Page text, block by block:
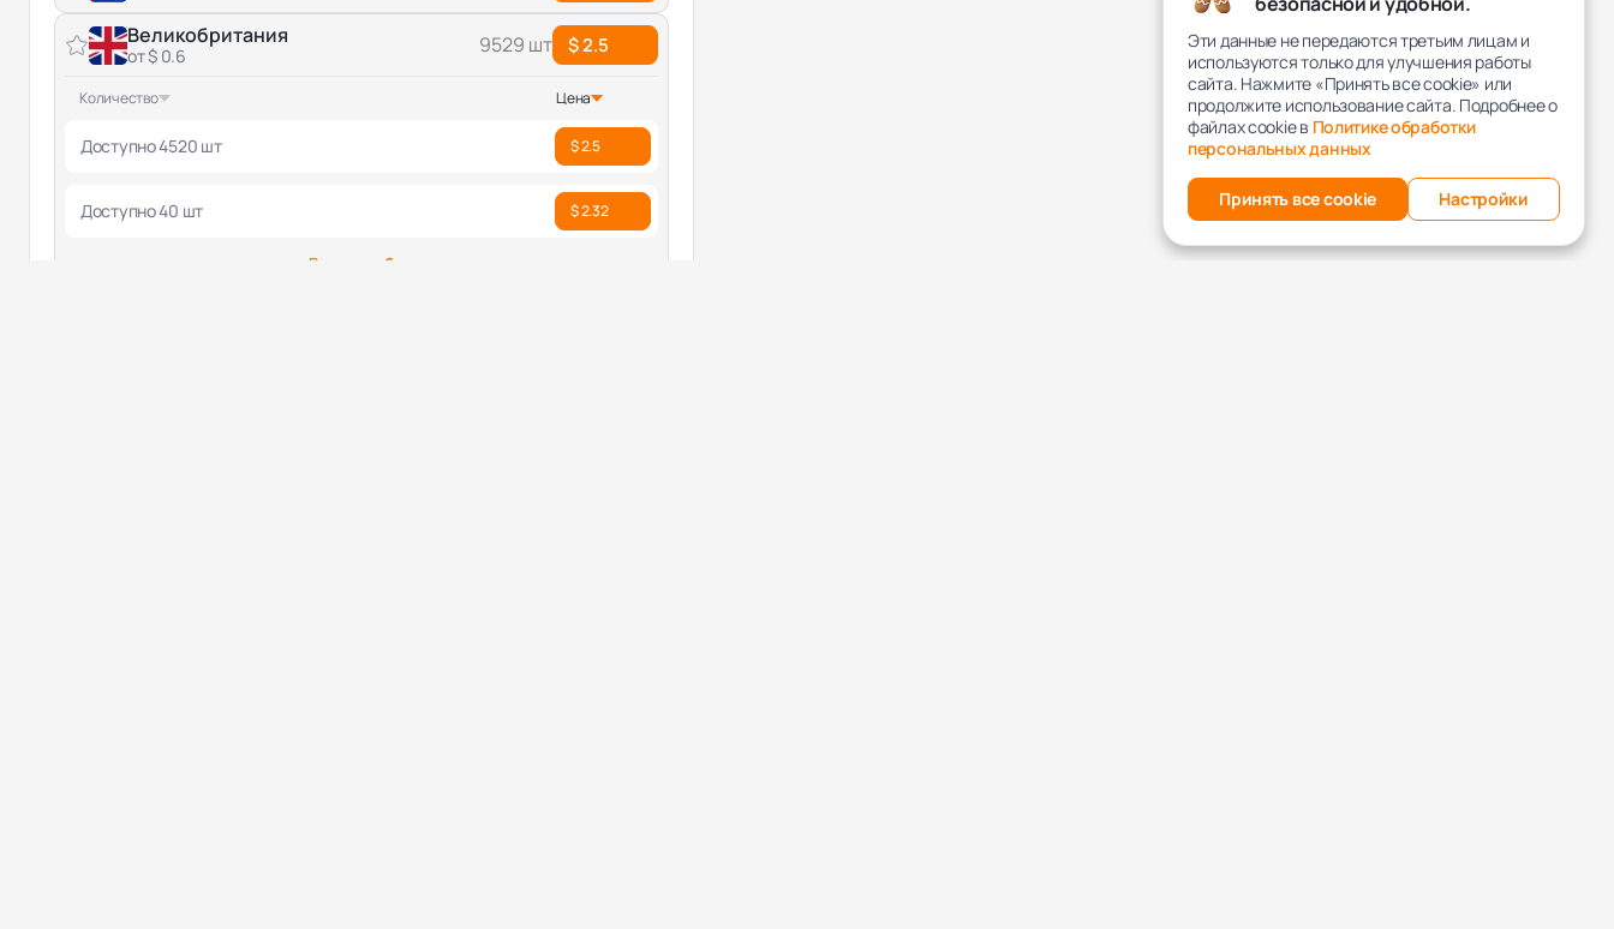
Великобритания
от $ 0.6 9529 шт $ 2.5
Количество Цена
Доступно 4520 шт $ 2.5
Доступно 40 шт $ 2.32
Все цены 6
Эти данные не передаются третьим лицам и
используются только для улучшения работы
сайта. Нажмите «Принять все cookie» или
продолжите использование сайта. Подробнее о
файлах cookie в Политике обработки
персональных данных
Принять все cookie Настройки